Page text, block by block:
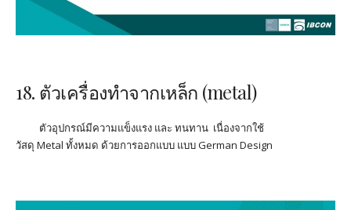
18. ตัวเครื่องทำจากเหล็ก (metal)
ตัวอุปกรณ์มีความแข็งแรง และ ทนทาน เนื่องจากใช้
วัสดุ Metal ทั้งหมด ด้วยการออกแบบ แบบ German Design